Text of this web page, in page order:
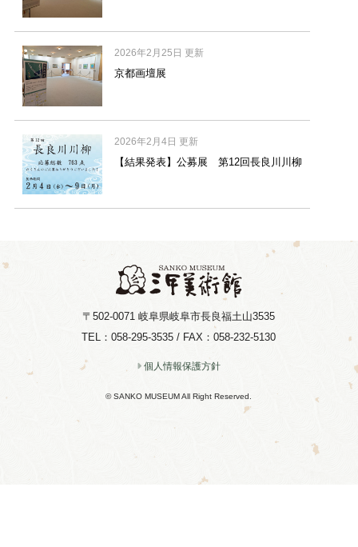
2026年2月25日 更新
京都画壇展
2026年2月4日 更新
【結果発表】公募展 第12回長良川川柳
〒502-0071岐阜県岐阜市長良福土山3535
TEL：058-295-3535 / FAX：058-232-5130
個人情報保護方針
© SANKO MUSEUM All Right Reserved.